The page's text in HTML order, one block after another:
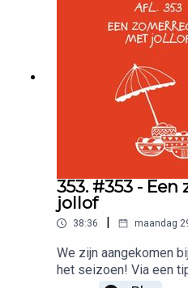
(Media)bureaus:
353. #353 -
jollof
38:36 maandag
We zijn aangekomen
het seizoen! Via een